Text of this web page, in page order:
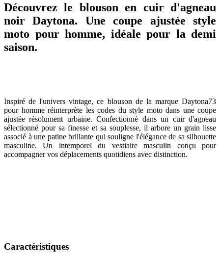
Découvrez le blouson en cuir d'agneau
noir Daytona. Une coupe ajustée style
moto pour homme, idéale pour la demi
saison.
Inspiré de l'univers vintage, ce blouson de la marque Daytona73
pour homme réinterprète les codes du style moto dans une coupe
ajustée résolument urbaine. Confectionné dans un cuir d'agneau
sélectionné pour sa finesse et sa souplesse, il arbore un grain lisse
associé à une patine brillante qui souligne l'élégance de sa silhouette
masculine. Un intemporel du vestiaire masculin conçu pour
accompagner vos déplacements quotidiens avec distinction.
Caractéristiques